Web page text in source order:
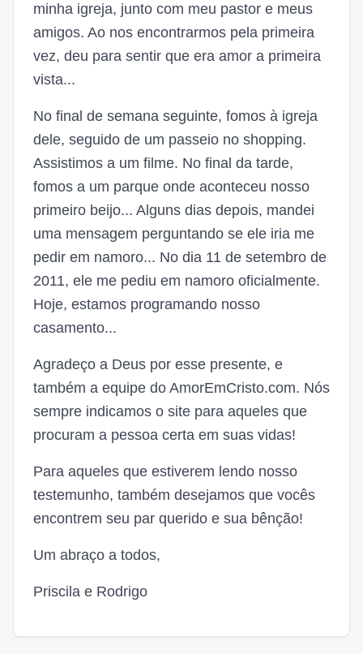
minha igreja, junto com meu pastor e meus
amigos. Ao nos encontrarmos pela primeira
vez, deu para sentir que era amor a primeira
vista...
No final de semana seguinte, fomos à igreja
dele, seguido de um passeio no shopping.
Assistimos a um filme. No final da tarde,
fomos a um parque onde aconteceu nosso
primeiro beijo... Alguns dias depois, mandei
uma mensagem perguntando se ele iria me
pedir em namoro... No dia 11 de setembro de
2011, ele me pediu em namoro oficialmente.
Hoje, estamos programando nosso
casamento...
Agradeço a Deus por esse presente, e
também a equipe do AmorEmCristo.com. Nós
sempre indicamos o site para aqueles que
procuram a pessoa certa em suas vidas!
Para aqueles que estiverem lendo nosso
testemunho, também desejamos que vocês
encontrem seu par querido e sua bênção!
Um abraço a todos,
Priscila e Rodrigo